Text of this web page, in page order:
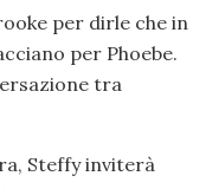
per dirle che in
per Phoebe.
tra
Steffy inviterà